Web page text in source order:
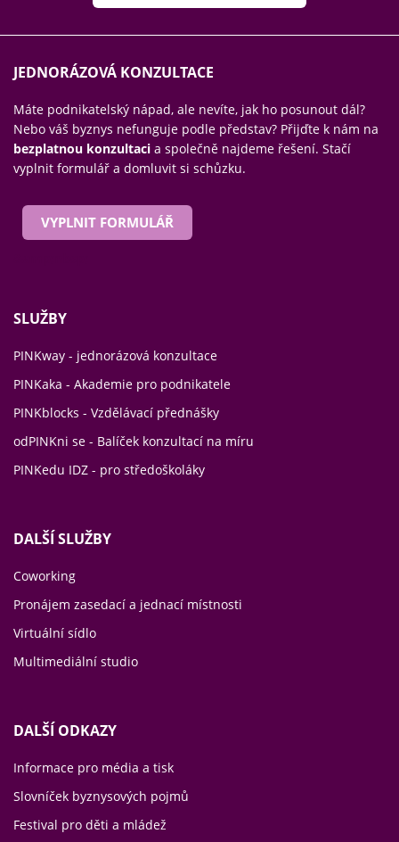
JEDNORÁZOVÁ KONZULTACE
Máte podnikatelský nápad, ale nevíte, jak ho posunout dál?
Nebo váš byznys nefunguje podle představ? Přijďte k nám na
bezplatnou konzultaci a společně najdeme řešení. Stačí
vyplnit formulář a domluvit si schůzku.
VYPLNIT FORMULÁŘ
SLUŽBY
PINKway - jednorázová konzultace
PINKaka - Akademie pro podnikatele
PINKblocks - Vzdělávací přednášky
odPINKni se - Balíček konzultací na míru
PINKedu IDZ - pro středoškoláky
DALŠÍ SLUŽBY
Coworking
Pronájem zasedací a jednací místnosti
Virtuální sídlo
Multimediální studio
DALŠÍ ODKAZY
Informace pro média a tisk
Slovníček byznysových pojmů
Festival pro děti a mládež